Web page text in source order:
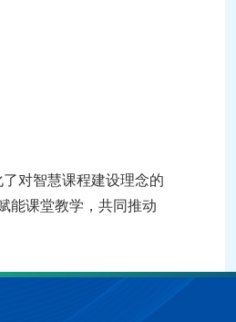
对智慧课程建设理念的
能课堂教学，共同推动